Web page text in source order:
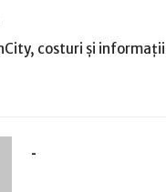
costuri și
-